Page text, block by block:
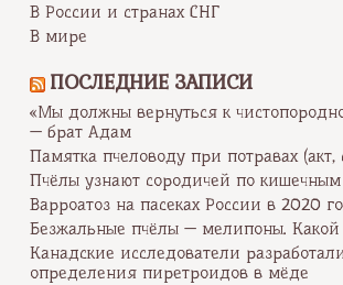
В России и странах СНГ
В мире
ПОСЛЕДНИЕ ЗАПИСИ
«Мы должны вернуться к
— брат Адам
Памятка пчеловоду при потравах (акт,
Пчёлы узнают сородичей по
Варроатоз на пасеках России в 2020
Безжальные пчёлы — мелипоны.
Канадские исследователи
определения пиретроидов в мёде